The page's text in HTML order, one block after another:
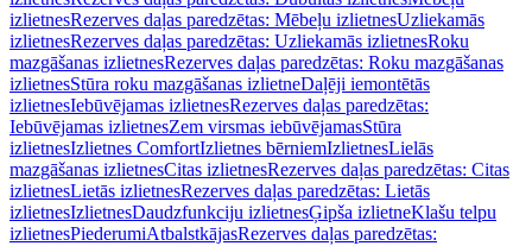
izlietnesRezerves daļas paredzētas: Mēbeļu izlietnesUzliekamās
izlietnesRezerves daļas paredzētas: Uzliekamās izlietnesRoku
mazgāšanas izlietnesRezerves daļas paredzētas: Roku mazgāšanas
izlietnesStūra roku mazgāšanas izlietneDaļēji iemontētās
izlietnesIebūvējamas izlietnesRezerves daļas paredzētas:
Iebūvējamas izlietnesZem virsmas iebūvējamasStūra
izlietnesIzlietnes ComfortIzlietnes bērniemIzlietnesLielās
mazgāšanas izlietnesCitas izlietnesRezerves daļas paredzētas: Citas
izlietnesLietās izlietnesRezerves daļas paredzētas: Lietās
izlietnesIzlietnesDaudzfunkciju izlietnesĢipša izlietneKlašu telpu
izlietnesPiederumiAtbalstkājasRezerves daļas paredzētas: